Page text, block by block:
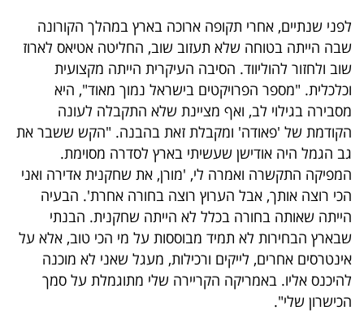
דרושים
ניוזלטרים
מייל
אדום
פרסמו
באייס
עקבו
לפני שנתיים, אחרי תקופה ארוכה בארץ במהלך הקורונה
שבה הייתה בטוחה שלא תעזוב שוב, החליטה אטיאס לארוז
שוב ולחזור להוליווד. הסיבה העיקרית הייתה מקצועית
וכלכלית. "מספר הפרויקטים בישראל נמוך מאוד", היא
מסבירה בגילוי לב, ואף מציינת שלא התקבלה לעונה
הקודמת של 'פאודה' ומקבלת זאת בהבנה. "הקש ששבר את
גב הגמל היה אודישן שעשיתי בארץ לסדרה מסוימת.
המפיקה התקשרה ואמרה לי, 'מורן, את שחקנית אדירה ואני
הכי רוצה אותך, אבל הערוץ רוצה בחורה אחרת'. הבעיה
הייתה שאותה בחורה בכלל לא הייתה שחקנית. הבנתי
שבארץ הבחירות לא תמיד מבוססות על מי הכי טוב, אלא על
אינטרסים אחרים, לייקים ורכילות, מעגל שאני לא מוכנה
להיכנס אליו. באמריקה הקריירה שלי מתוגמלת על סמך
הכישרון שלי".